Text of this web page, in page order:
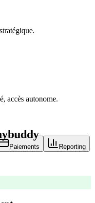
accès autonome.
Paiements Reporting